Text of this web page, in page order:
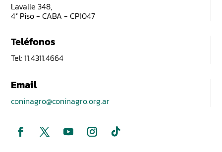
Lavalle 348,
4° Piso - CABA - CP1047
Teléfonos
Tel: 11.4311.4664
Email
coninagro@coninagro.org.ar